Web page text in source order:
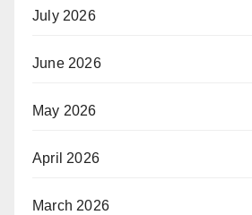
July 2026
June 2026
May 2026
April 2026
March 2026